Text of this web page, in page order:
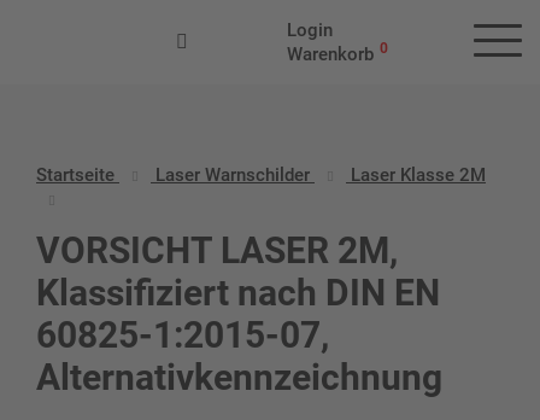
Login
Warenkorb 0
Startseite Laser Warnschilder Laser Klasse 2M
VORSICHT LASER 2M,
Klassifiziert nach DIN EN
60825-1:2015-07,
Alternativkennzeichnung